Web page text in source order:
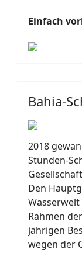
Einfach
Bahia-
2018
Stunden-
Den
Rahmen
jährigen
wegen der